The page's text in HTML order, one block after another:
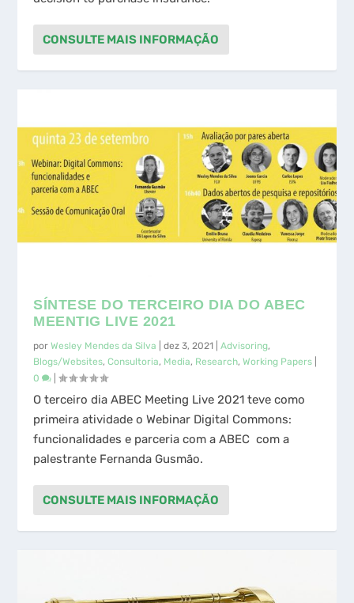
CONSULTE MAIS INFORMAÇÃO
SÍNTESE DO TERCEIRO DIA DO ABEC
MEENTIG LIVE 2021
porWesley Mendes da Silva |dez 3, 2021 |Advisoring,
Blogs/Websites,Consultoria, Media, Research,Working Papers
0
|
O terceiro dia ABEC Meeting Live 2021 teve como
primeira atividade o Webinar Digital Commons:
funcionalidades e parceria com a ABEC com a
palestrante Fernanda Gusmão.
CONSULTE MAIS INFORMAÇÃO